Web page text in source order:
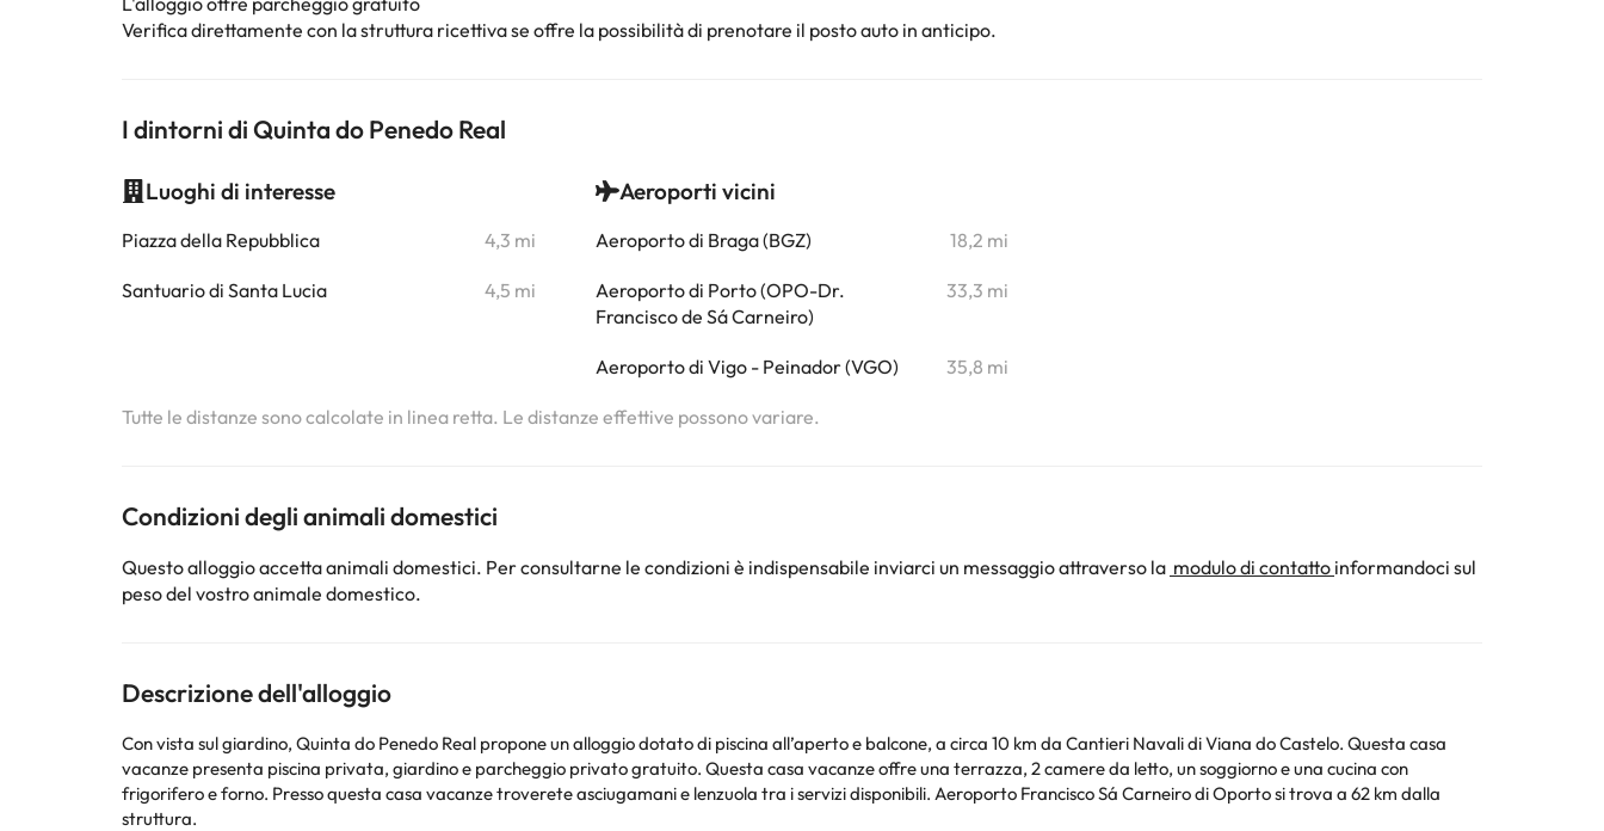
Verifica direttamente con la struttura ricettiva se offre la possibilità di prenotare il posto auto in anticipo.
I dintorni di Quinta do Penedo Real
Luoghi di interesse
Piazza della Repubblica 4,3 mi
Santuario di Santa Lucia 4,5 mi
Aeroporti vicini
Aeroporto di Braga (BGZ) 18,2 mi
Aeroporto di Porto (OPO-Dr.
Francisco de Sá Carneiro)
33,3 mi
Aeroporto di Vigo - Peinador (VGO) 35,8 mi
Tutte le distanze sono calcolate in linea retta. Le distanze effettive possono variare.
Condizioni degli animali domestici
Questo alloggio accetta animali domestici. Per consultarne le condizioni è indispensabile inviarci un messaggio attraverso la modulo di contatto informandoci sul
peso del vostro animale domestico.
Descrizione dell'alloggio
Con vista sul giardino, Quinta do Penedo Real propone un alloggio dotato di piscina all’aperto e balcone, a circa 10 km da Cantieri Navali di Viana do Castelo. Questa casa
vacanze presenta piscina privata, giardino e parcheggio privato gratuito. Questa casa vacanze offre una terrazza, 2 camere da letto, un soggiorno e una cucina con
frigorifero e forno. Presso questa casa vacanze troverete asciugamani e lenzuola tra i servizi disponibili. Aeroporto Francisco Sá Carneiro di Oporto si trova a 62 km dalla
struttura.